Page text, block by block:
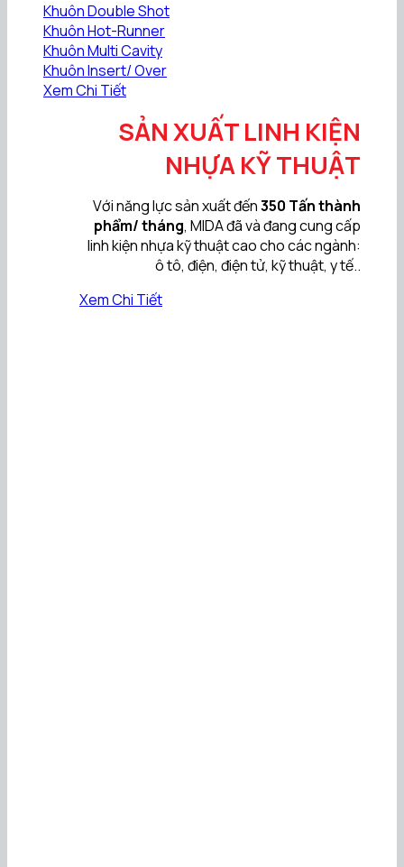
Khuôn Double Shot
Khuôn Hot-Runner
Khuôn Multi Cavity
Khuôn Insert/ Over
Xem Chi Tiết
SẢN XUẤT LINH KIỆN
NHỰA KỸ THUẬT
Với năng lực sản xuất đến350 Tấn thành
phẩm/ tháng, MIDA đã và đang cung cấp
linh kiện nhựa kỹ thuật cao cho các ngành:
ô tô, điện, điện tử, kỹ thuật, y tế..
Xem Chi Tiết